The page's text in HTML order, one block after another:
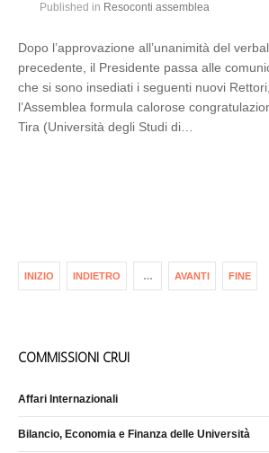
Published in Resoconti assemblea
Dopo l’approvazione all’unanimità del
precedente, il Presidente passa alle
che si sono insediati i seguenti nuovi
l’Assemblea formula calorose
Tira (Università degli Studi di…
INIZIO INDIETRO … AVANTI FINE
COMMISSIONI CRUI
Affari Internazionali
Bilancio, Economia e Finanza delle Università